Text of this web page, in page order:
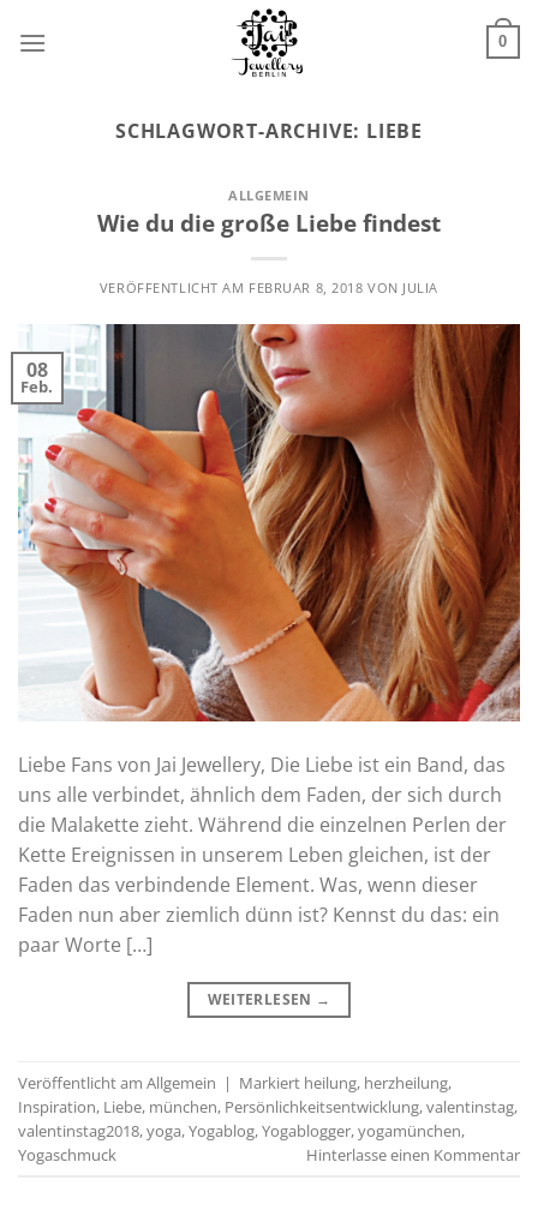
Inhalt
0
SCHLAGWORT-ARCHIVE: LIEBE
ALLGEMEIN
Wie du die große Liebe findest
VERÖFFENTLICHT AM FEBRUAR 8, 2018 VON JULIA
08
Feb.
Liebe Fans von Jai Jewellery, Die Liebe ist ein Band, das
uns alle verbindet, ähnlich dem Faden, der sich durch
die Malakette zieht. Während die einzelnen Perlen der
Kette Ereignissen in unserem Leben gleichen, ist der
Faden das verbindende Element. Was, wenn dieser
Faden nun aber ziemlich dünn ist? Kennst du das: ein
paar Worte […]
WEITERLESEN →
Veröffentlicht am Allgemein | Markiert heilung, herzheilung,
Inspiration, Liebe, münchen, Persönlichkeitsentwicklung,valentinstag,
valentinstag2018,yoga,Yogablog,Yogablogger,yogamünchen,
Yogaschmuck
Hinterlasse einen Kommentar